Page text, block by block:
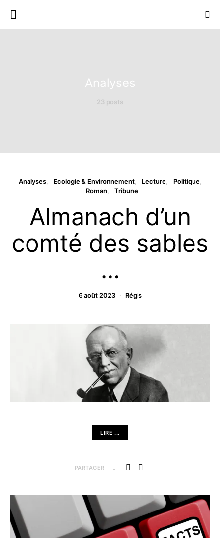
Analyses
23 posts
Analyses Ecologie & Environnement Lecture
Politique
Roman
Tribune
Almanach d’un
comté des sables
…
6 août 2023 Régis
LIRE ...
PARTAGER